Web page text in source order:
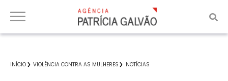
INÍCIO VIOLÊNCIA CONTRA AS MULHERES NOTÍCIAS